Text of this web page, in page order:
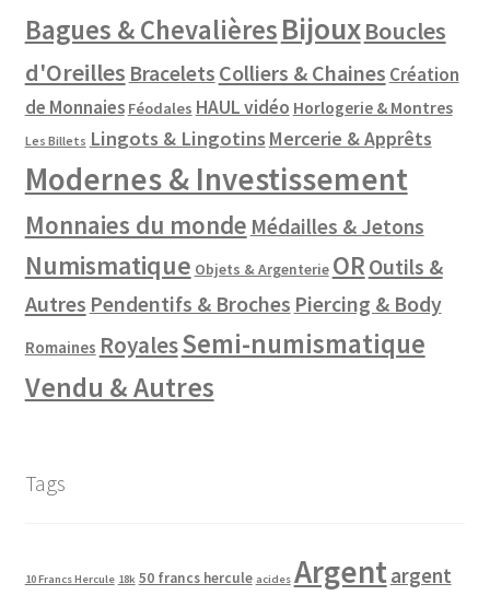
Bagues & ChevalièresBijouxBoucles
d'Oreilles Bracelets Colliers & Chaines Création
de Monnaies Féodales HAUL vidéo Horlogerie & Montres
Les Billets Lingots & Lingotins Mercerie & Apprêts
Modernes & Investissement
Monnaies du monde Médailles & Jetons
Numismatique Objets & Argenterie OR Outils &
Autres Pendentifs & Broches Piercing & Body
Romaines RoyalesSemi-numismatique
Vendu & Autres
Tags
10 Francs Hercule 18k 50 francs hercule acides Argentargent